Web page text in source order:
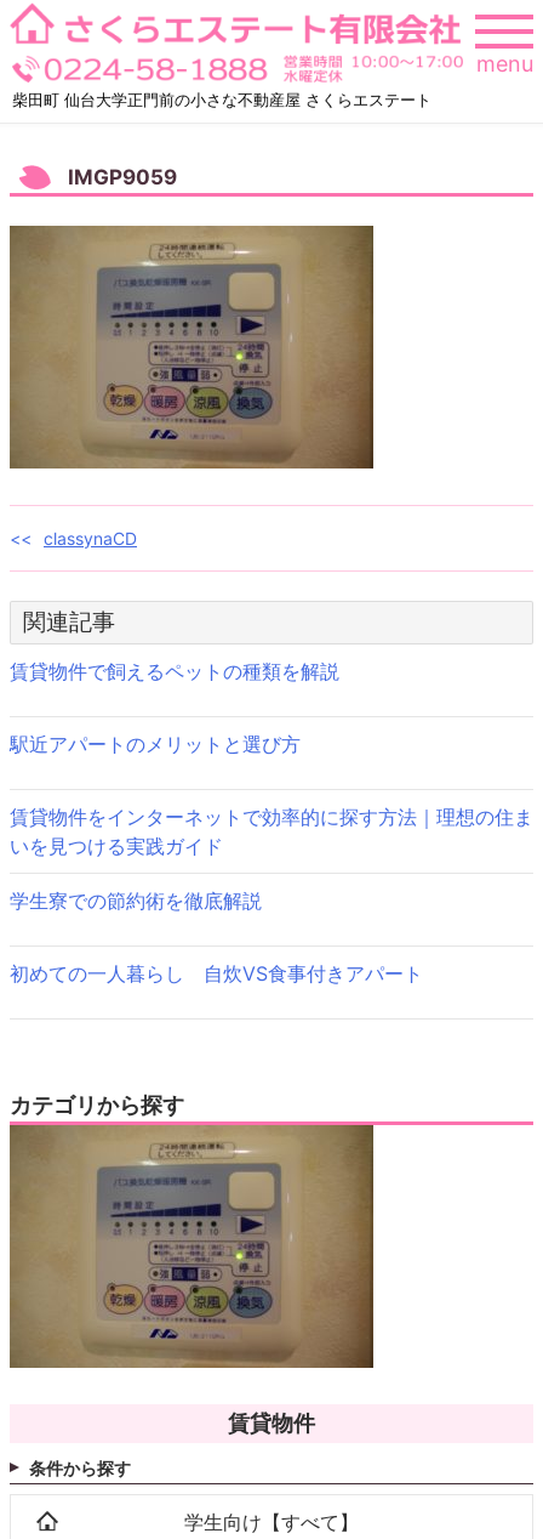
Skip
to
content
柴田町 仙台大学正門前の小さな不動産屋 さくらエステート
menu
IMGP9059
投
ナ
ビ
ゲ
ー
シ
ョ
ン
classynaCD
関連記事
賃貸物件で飼えるペットの種類を解説
駅近アパートのメリットと選び方
賃貸物件をインターネットで効率的に探す方法｜理想の住ま
いを見つける実践ガイド
学生寮での節約術を徹底解説
初めての一人暮らし 自炊VS食事付きアパート
カテゴリから探す
賃貸物件
条件から探す
学生向け【すべて】